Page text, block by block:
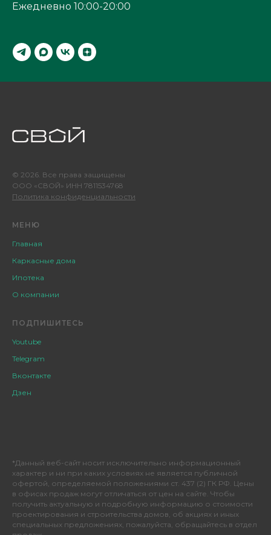
Ежедневно 10:00-20:00
© 2026. Все права защищены
ООО «СВОЙ» ИНН 7811534768
Политика конфиденциальности
МЕНЮ
Главная
Каркасные дома
Ипотека
О компании
ПОДПИШИТЕСЬ
Youtube
Telegram
Вконтакте
Дзен
*Данный веб-сайт носит исключительно информационный
характер и ни при каких условиях не является публичной
офертой, определяемой положениями ст. 437 (2) ГК РФ. Цены
в офисах продаж могут отличаться от цен на сайте. Чтобы
получить актуальную и подробную информацию о стоимости
проектирования и строительства домов, об акциях и иных
специальных предложениях, пожалуйста, обращайтесь в отдел